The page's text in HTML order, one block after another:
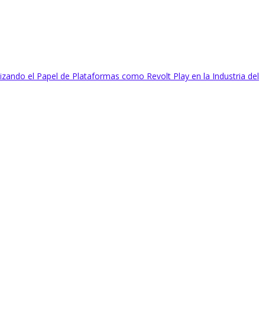
el Papel de Plataformas como Revolt Play en la Industria del